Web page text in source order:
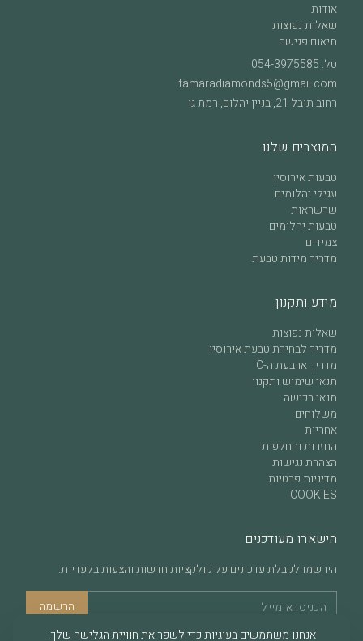
אנחנו משתמשים בעוגיות כדי לשפר את חוויית הגלישה שלך.
אודות
שאלות נפוצות
תיאום פגישה
טל.
tamaradiamonds5@gmail.com
רחוב תובל 21, בניין יהלום, רמת גן
המוצרים שלנו
טבעות אירוסין
עגילי יהלומים
שרשראות
טבעות יהלומים
צמידים
מדריך מידות טבעת
מידע ותקנון
שאלות נפוצות
מדריך לבחירת טבעת אירוסין
מדריך ארבעת ה-C
תנאי שימוש ותקנון
תנאי רכישה
משלוחים
אחריות
החזרות והחלפות
הצהרת נגישות
מדיניות פרטיות
COOKIES
הישארו מעודכנים
הירשמו לקבלת עדכונים על קולקציות חדשות והצעות בלעדיות.
הרשמה